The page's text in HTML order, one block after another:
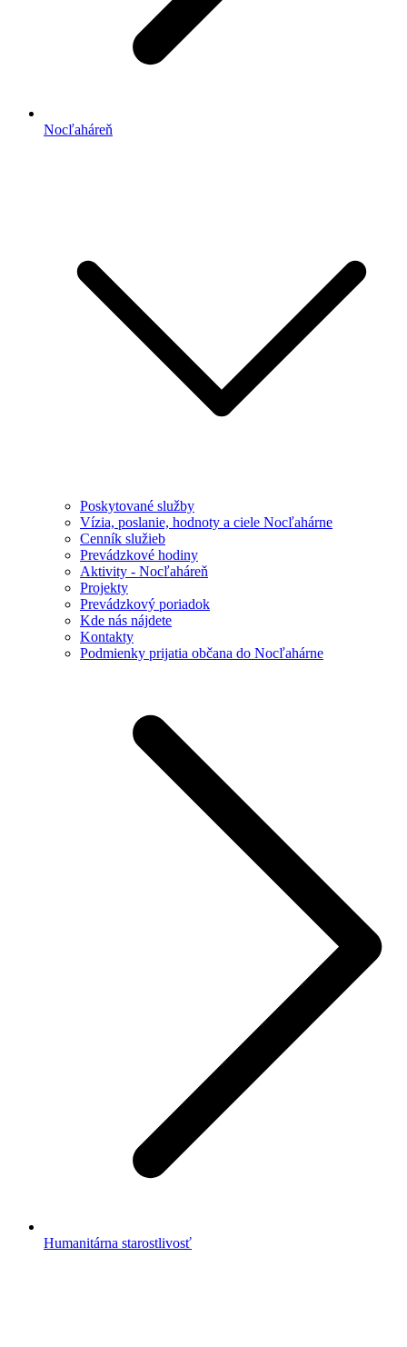
Nocľaháreň
Poskytované služby
Vízia, poslanie, hodnoty a ciele Nocľahárne
Cenník služieb
Prevádzkové hodiny
Aktivity - Nocľaháreň
Projekty
Prevádzkový poriadok
Kde nás nájdete
Kontakty
Podmienky prijatia občana do Nocľahárne
Humanitárna starostlivosť